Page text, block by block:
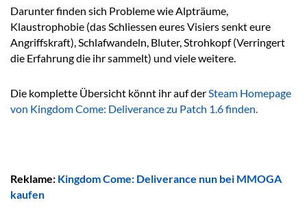
Darunter finden sich Probleme wie Alpträume,
Klaustrophobie (das Schliessen eures Visiers senkt eure
Angriffskraft), Schlafwandeln, Bluter, Strohkopf (Verringert
die Erfahrung die ihr sammelt) und viele weitere.
Die komplette Übersicht könnt ihr auf der Steam Homepage
von Kingdom Come: Deliverance zu Patch 1.6 finden.
Reklame: Kingdom Come: Deliverance nun bei MMOGA
kaufen